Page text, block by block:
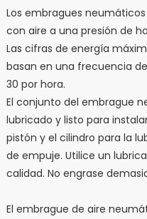
Los embragues
con aire a una presión de
Las cifras de energía
basan en una frecuencia
30 por hora.
El conjunto del embrague
lubricado y listo para
pistón y el cilindro para la
de empuje. Utilice un
calidad. No engrase
El embrague de aire